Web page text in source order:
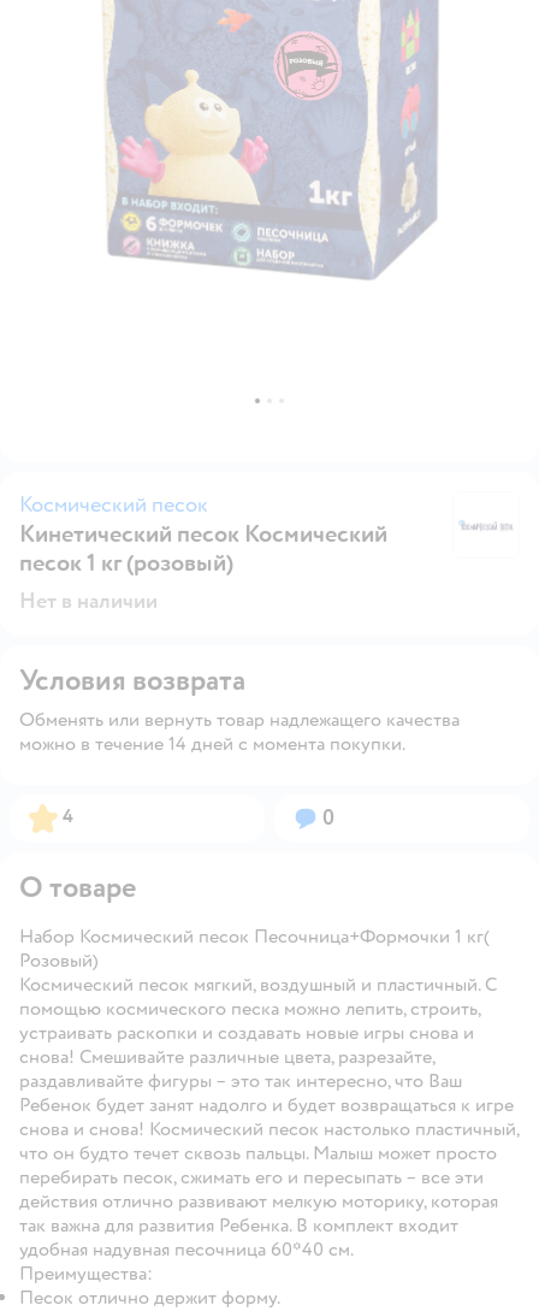
Космический песок
Кинетический песок Космический
песок 1 кг (розовый)
Нет в наличии
Условия возврата
Обменять или вернуть товар надлежащего качества
можно в течение 14 дней с момента покупки.
Рейтинг:
4 Вопросов:
0
О товаре
Набор Космический песок Песочница+Формочки 1 кг(
Розовый)
Космический песок мягкий, воздушный и пластичный. С
помощью космического песка можно лепить, строить,
устраивать раскопки и создавать новые игры снова и
снова! Смешивайте различные цвета, разрезайте,
раздавливайте фигуры – это так интересно, что Ваш
Ребенок будет занят надолго и будет возвращаться к игре
снова и снова! Космический песок настолько пластичный,
что он будто течет сквозь пальцы. Малыш может просто
перебирать песок, сжимать его и пересыпать – все эти
действия отлично развивают мелкую моторику, которая
так важна для развития Ребенка. В комплект входит
удобная надувная песочница 60*40 см.
Преимущества:
Песок отлично держит форму.